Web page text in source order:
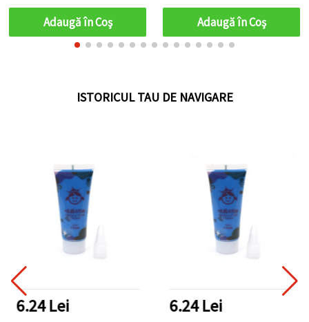
Adaugă în Coş
exterioară 164x215 mm -
10 buc.
Adaugă în Coş
ISTORICUL TAU DE NAVIGARE
6.24 Lei 6.24 Lei